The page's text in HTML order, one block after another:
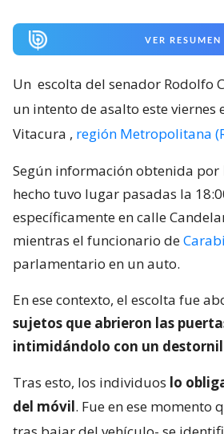
VER RESUMEN
Un escolta del senador Rodolfo
un intento de asalto este viernes
Vitacura , región Metropolitana
Según información obtenida por
hecho tuvo lugar pasadas la
específicamente en calle
mientras el funcionario de
parlamentario en un auto.
En ese contexto, el escolta fue
sujetos que abrieron las
intimidándolo con un
Tras esto, los individuos lo
del móvil. Fue en ese momento